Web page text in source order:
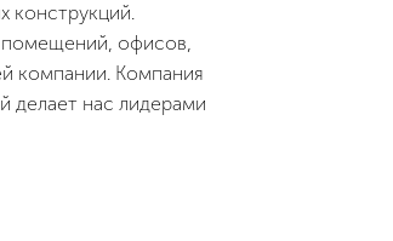
конструкций.
помещений, офисов,
компании. Компания
делает нас лидерами